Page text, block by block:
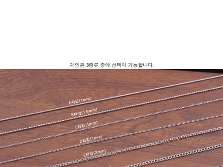
체인은 8종류 중에 선택이 가능합니다.